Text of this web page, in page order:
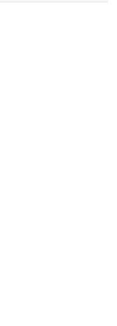
im.
im.
nr 43
im.
nr 44
im.
nr 45